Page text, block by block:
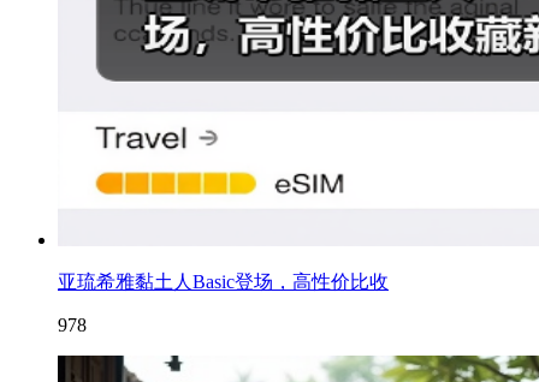
亚琉希雅黏土人Basic登场，高性价比收
978